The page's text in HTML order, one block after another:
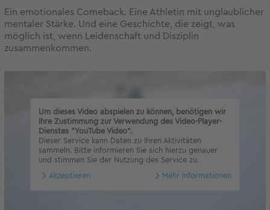
Ein emotionales Comeback. Eine Athletin mit unglaublicher
mentaler Stärke. Und eine Geschichte, die zeigt, was
möglich ist, wenn Leidenschaft und Disziplin
zusammenkommen.
Um dieses Video abspielen zu können, benötigen wir
Ihre Zustimmung zur Verwendung des Video-Player-
Dienstes "YouTube Video".
Dieser Service kann Daten zu Ihren Aktivitäten
sammeln. Bitte informieren Sie sich hierzu genauer
und stimmen Sie der Nutzung des Service zu.
Akzeptieren Mehr Informationen